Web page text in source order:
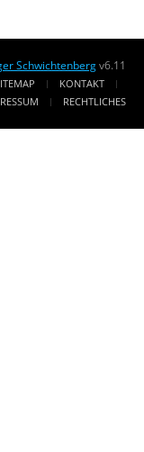
Schwichtenbergv6.11
KONTAKT
RECHTLICHES